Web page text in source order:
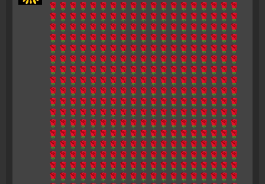
🌹🌹🌹🌹🌹🌹🌹🌹🌹🌹🌹🌹🌹🌹🌹🌹🌹🌹🌹
🌹🌹🌹🌹🌹🌹🌹🌹🌹🌹🌹🌹🌹🌹🌹🌹🌹🌹🌹
🌹🌹🌹🌹🌹🌹🌹🌹🌹🌹🌹🌹🌹🌹🌹🌹🌹🌹🌹
🌹🌹🌹🌹🌹🌹🌹🌹🌹🌹🌹🌹🌹🌹🌹🌹🌹🌹🌹
🌹🌹🌹🌹🌹🌹🌹🌹🌹🌹🌹🌹🌹🌹🌹🌹🌹🌹🌹
🌹🌹🌹🌹🌹🌹🌹🌹🌹🌹🌹🌹🌹🌹🌹🌹🌹🌹🌹
🌹🌹🌹🌹🌹🌹🌹🌹🌹🌹🌹🌹🌹🌹🌹🌹🌹🌹🌹
🌹🌹🌹🌹🌹🌹🌹🌹🌹🌹🌹🌹🌹🌹🌹🌹🌹🌹🌹
🌹🌹🌹🌹🌹🌹🌹🌹🌹🌹🌹🌹🌹🌹🌹🌹🌹🌹🌹
🌹🌹🌹🌹🌹🌹🌹🌹🌹🌹🌹🌹🌹🌹🌹🌹🌹🌹🌹
🌹🌹🌹🌹🌹🌹🌹🌹🌹🌹🌹🌹🌹🌹🌹🌹🌹🌹🌹
🌹🌹🌹🌹🌹🌹🌹🌹🌹🌹🌹🌹🌹🌹🌹🌹🌹🌹🌹
🌹🌹🌹🌹🌹🌹🌹🌹🌹🌹🌹🌹🌹🌹🌹🌹🌹🌹🌹
🌹🌹🌹🌹🌹🌹🌹🌹🌹🌹🌹🌹🌹🌹🌹🌹🌹🌹🌹
🌹🌹🌹🌹🌹🌹🌹🌹🌹🌹🌹🌹🌹🌹🌹🌹🌹🌹🌹
🌹🌹🌹🌹🌹🌹🌹🌹🌹🌹🌹🌹🌹🌹🌹🌹🌹🌹🌹
🌹🌹🌹🌹🌹🌹🌹🌹🌹🌹🌹🌹🌹🌹🌹🌹🌹🌹🌹